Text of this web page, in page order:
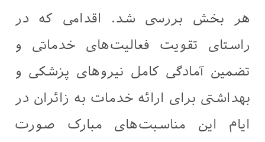
هر بخش بررسی شد. اقدامی که در
راستای تقویت فعالیت‌های خدماتی و
تضمین آمادگی کامل نیروهای پزشکی و
بهداشتی برای ارائه خدمات به زائران در
ایام این مناسبت‌های مبارک صورت